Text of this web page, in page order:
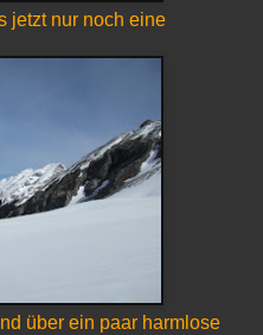
jetzt nur noch eine
über ein paar harmlose